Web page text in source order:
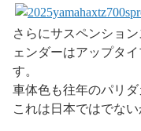
さらにサスペンショ
ェンダーはアップタ
す。
車体色も往年のパリ
これは日本ではでない